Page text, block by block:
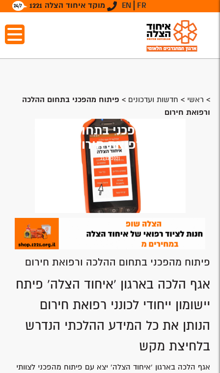
מוקד איחוד הצלה 1221 EN FR
> ראשי > חדשות ועדכונים > פיתוח מהפכני בתחום ההלכה
ורפואת חירום
פיתוח מהפכני בתחום ההלכה
ורפואת חירום
21/12/2021
פיתוח מהפכני בתחום ההלכה ורפואת חירום
אגף הלכה בארגון 'איחוד הצלה' פיתח
יישומון ייחודי לכונני רפואת חירום
הנותן את כל המידע ההלכתי הנדרש
בלחיצת מקש
אגף הלכה בארגון 'איחוד הצלה' יצא עם פיתוח מהפכני לצוותי